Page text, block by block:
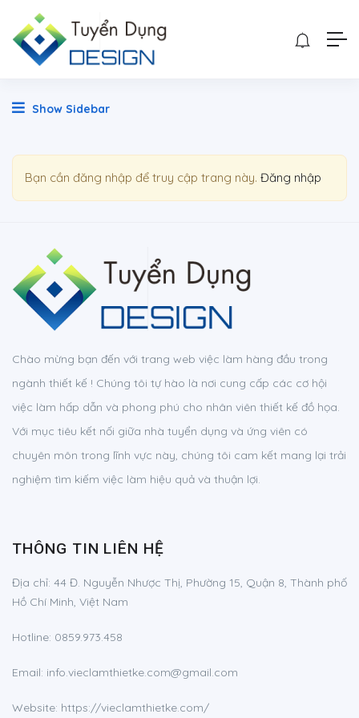
Show Sidebar
Bạn cần đăng nhập để truy cập trang này. Đăng nhập
Chào mừng bạn đến với trang web việc làm hàng đầu trong
ngành thiết kế ! Chúng tôi tự hào là nơi cung cấp các cơ hội
việc làm hấp dẫn và phong phú cho nhân viên thiết kế đồ họa.
Với mục tiêu kết nối giữa nhà tuyển dụng và ứng viên có
chuyên môn trong lĩnh vực này, chúng tôi cam kết mang lại trải
nghiệm tìm kiếm việc làm hiệu quả và thuận lợi.
THÔNG TIN LIÊN HỆ
Địa chỉ: 44 Đ. Nguyễn Nhược Thị, Phường 15, Quận 8, Thành phố
Hồ Chí Minh, Việt Nam
Hotline: 0859.973.458
Email: info.vieclamthietke.com@gmail.com
Website: https://vieclamthietke.com/